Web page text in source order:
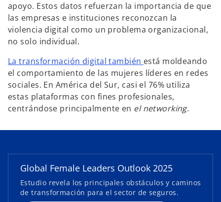
apoyo. Estos datos refuerzan la importancia de que
las empresas e instituciones reconozcan la
violencia digital como un problema organizacional,
no solo individual.
La transformación digital también está moldeando
el comportamiento de las mujeres líderes en redes
sociales. En América del Sur, casi el 76% utiliza
estas plataformas con fines profesionales,
centrándose principalmente en el networking.
Global Female Leaders Outlook 2025
Estudio revela los principales obstáculos y caminos
de transformación para el sector de seguros.
s
e
a
b
u
n
a